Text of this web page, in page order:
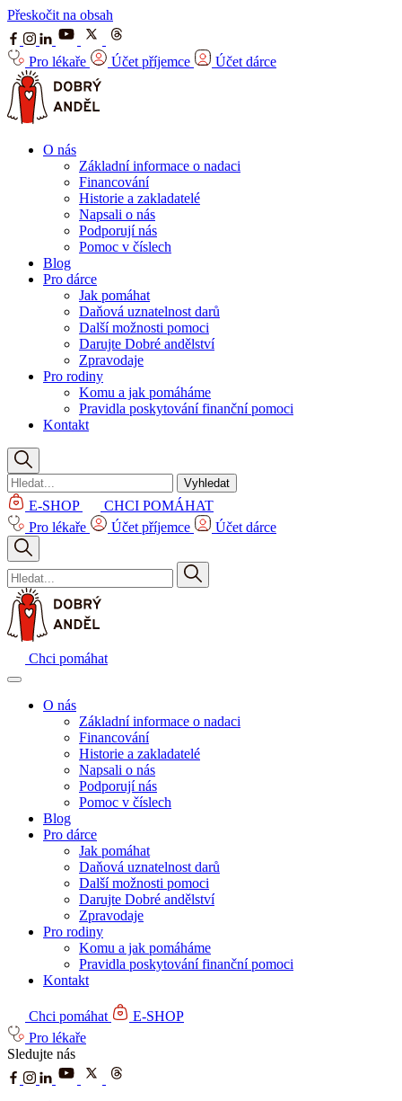
Přeskočit na obsah
Pro lékaře Účet příjemce Účet dárce
O nás
Základní informace o nadaci
Financování
Historie a zakladatelé
Napsali o nás
Podporují nás
Pomoc v číslech
Blog
Pro dárce
Jak pomáhat
Daňová uznatelnost darů
Další možnosti pomoci
Darujte Dobré andělství
Zpravodaje
Pro rodiny
Komu a jak pomáháme
Pravidla poskytování finanční pomoci
Kontakt
Vyhledat
E-SHOP
CHCI POMÁHAT
Pro lékaře
Účet příjemce Účet dárce
Chci pomáhat
O nás
Základní informace o nadaci
Financování
Historie a zakladatelé
Napsali o nás
Podporují nás
Pomoc v číslech
Blog
Pro dárce
Jak pomáhat
Daňová uznatelnost darů
Další možnosti pomoci
Darujte Dobré andělství
Zpravodaje
Pro rodiny
Komu a jak pomáháme
Pravidla poskytování finanční pomoci
Kontakt
Chci pomáhat
E-SHOP
Pro lékaře
Sledujte nás